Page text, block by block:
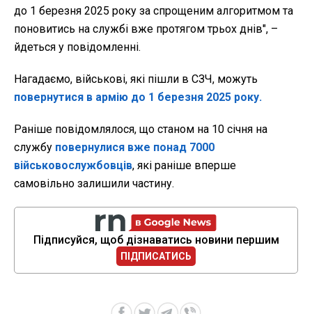
до 1 березня 2025 року за спрощеним алгоритмом та
поновитись на службі вже протягом трьох днів", –
йдеться у повідомленні.
Нагадаємо, військові, які пішли в СЗЧ, можуть
повернутися в армію до 1 березня 2025 року.
Раніше повідомлялося, що станом на 10 січня на
службу повернулися вже понад 7000
військовослужбовців, які раніше вперше
самовільно залишили частину.
Підписуйся, щоб дізнаватись новини першим
ПІДПИСАТИСЬ